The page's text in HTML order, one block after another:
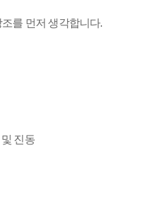
를 먼저 생각합니다.
진동